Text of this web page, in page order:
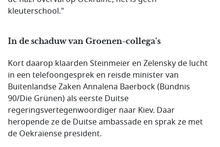
kleuterschool."
In de schaduw van Groenen-collega’s
Kort daarop klaarden Steinmeier en Zelensky de lucht
in een telefoongesprek en reisde minister van
Buitenlandse Zaken Annalena Baerbock (Bündnis
90/Die Grünen) als eerste Duitse
regeringsvertegenwoordiger naar Kiev. Daar
heropende ze de Duitse ambassade en sprak ze met
de Oekraïense president.